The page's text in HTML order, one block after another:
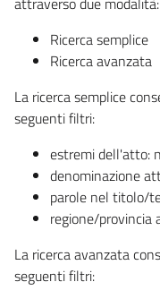
Ricerca semplice
Ricerca avanzata
La ricerca semplice
seguenti filtri:
estremi dell'atto:
denominazione
parole nel titolo/
regione/provincia
La ricerca avanzata
seguenti filtri: